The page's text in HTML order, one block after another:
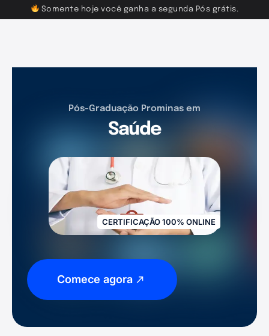
Somente hoje você ganha a segunda Pós grátis.
Pós-Graduação Prominas em
Saúde
CERTIFICAÇÃO 100% ONLINE
Comece agora